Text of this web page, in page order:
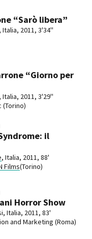
“Sarò libera”
2011, 3'34''
“Giorno per
2011, 3'29''
(Torino)
il
, Italia, 2011, 88'
Films(Torino)
Horror Show
Italia, 2011, 83'
and Marketing (Roma)